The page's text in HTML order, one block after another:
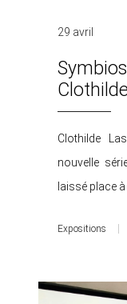
29 avril
Clothilde
nouvelle
laissé place
Expositions